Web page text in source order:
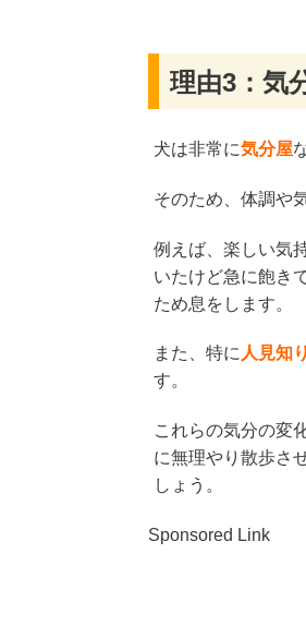
理由3：気
犬は非常に気分屋
そのため、体調や
例えば、楽しい気
いたけど急に飽き
ため息をします。
また、特に人見知り
す。
これらの気分の変
に無理やり散歩さ
しょう。
Sponsored Link